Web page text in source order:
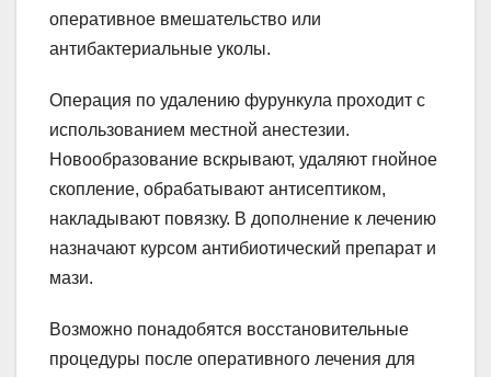
оперативное вмешательство или
антибактериальные уколы.
Операция по удалению фурункула проходит с
использованием местной анестезии.
Новообразование вскрывают, удаляют гнойное
скопление, обрабатывают антисептиком,
накладывают повязку. В дополнение к лечению
назначают курсом антибиотический препарат и
мази.
Возможно понадобятся восстановительные
процедуры после оперативного лечения для